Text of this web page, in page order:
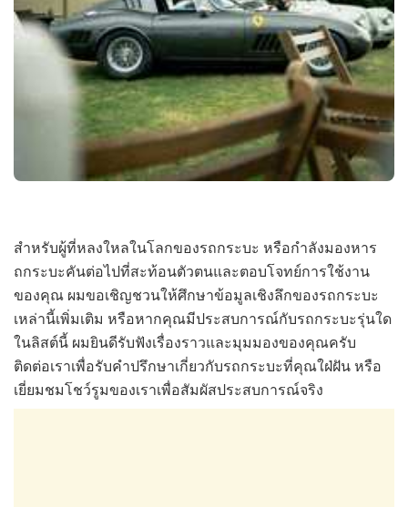
สำหรับผู้ที่หลงใหลในโลกของรถกระบะ หรือกำลังมองหาร
ถกระบะคันต่อไปที่สะท้อนตัวตนและตอบโจทย์การใช้งาน
ของคุณ ผมขอเชิญชวนให้ศึกษาข้อมูลเชิงลึกของรถกระบะ
เหล่านี้เพิ่มเติม หรือหากคุณมีประสบการณ์กับรถกระบะรุ่นใด
ในลิสต์นี้ ผมยินดีรับฟังเรื่องราวและมุมมองของคุณครับ
ติดต่อเราเพื่อรับคำปรึกษาเกี่ยวกับรถกระบะที่คุณใฝ่ฝัน หรือ
เยี่ยมชมโชว์รูมของเราเพื่อสัมผัสประสบการณ์จริง